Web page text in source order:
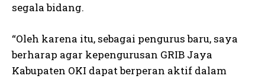
segala bidang.
“Oleh karena itu, sebagai pengurus baru, saya
berharap agar kepengurusan GRIB Jaya
Kabupaten OKI dapat berperan aktif dalam